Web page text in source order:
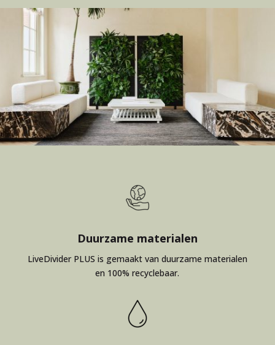
Duurzame materialen
LiveDivider PLUS is gemaakt van duurzame materialen
en 100% recyclebaar.